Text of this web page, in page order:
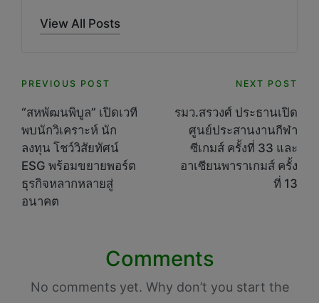
View All Posts
Post
navigation
PREVIOUS POST
“สหพัฒนพิบูล” เปิดเวที
พบนักวิเคราะห์ นัก
ลงทุน โชว์วิสัยทัศน์
ESG พร้อมขยายพอร์ต
ธุรกิจหลากหลายสู่
อนาคต
NEXT POST
รมว.สรวงศ์ ประธานเปิด
ศูนย์ประสานงานกีฬา
ซีเกมส์ ครั้งที่ 33 และ
อาเซียนพาราเกมส์ ครั้ง
ที่ 13
Comments
No comments yet. Why don’t you start the